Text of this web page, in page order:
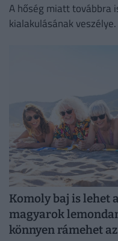
A hőség miatt továbbra
kialakulásának veszélye.
Komoly baj is lehet
magyarok
könnyen rámehet